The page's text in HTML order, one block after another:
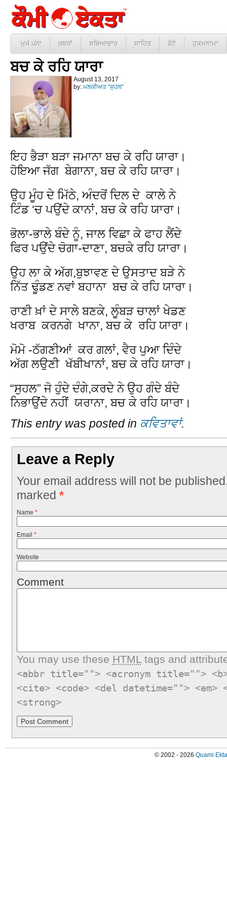
ਮੁਖੱ ਪੰਨਾ ਖ਼ਬਰਾਂ ਸਭਿਆਚਾਰ ਸਾਹਿਤ ਫੋਟੋ ਹੁਕਮਨਾਮਾ
ਬਚ ਕੇ ਰਹਿ ਯਾਰਾ
August 13, 2017
by: ਮਲਕੀਅਤ “ਸੁਹਲ”
ਇਹ ਭੈੜਾ ਬੜਾ ਜਮਾਨਾ ਬਚ ਕੇ ਰਹਿ ਯਾਰਾ।
ਹੋਇਆ ਜੱਗ ਬੇਗਾਨਾ, ਬਚ ਕੇ ਰਹਿ ਯਾਰਾ।
ਉਹ ਮੂੰਹ ਦੇ ਮਿੱਠੇ, ਅੰਦਰੋਂ ਦਿਲ ਦੇ ਕਾਲੇ ਨੇ
ਟਿੰਡ ‘ਚ ਪਉਂਦੇ ਕਾਨਾਂ, ਬਚ ਕੇ ਰਹਿ ਯਾਰਾ।
ਭੋਲਾ-ਭਾਲੇ ਬੰਦੇ ਨੂੰ, ਜਾਲ ਵਿਛਾ ਕੇ ਫਾਹ ਲੈਂਦੇ
ਫਿਰ ਪਉਂਦੇ ਚੋਗਾ-ਦਾਣਾ, ਬਚਕੇ ਰਹਿ ਯਾਰਾ।
ਉਹ ਲਾ ਕੇ ਅੱਗ,ਬੁਝਾਵਣ ਦੇ ਉਸਤਾਦ ਬੜੇ ਨੇ
ਨਿੱਤ ਢੂੰਡਣ ਨਵਾਂ ਬਹਾਨਾ ਬਚ ਕੇ ਰਹਿ ਯਾਰਾ।
ਰਾਣੀ ਖ਼ਾਂ ਦੇ ਸਾਲੇ ਬਣਕੇ, ਲੂੰਬੜ ਚਾਲਾਂ ਖੇਡਣ
ਖਰਾਬ ਕਰਨਗੇ ਖਾਨਾ, ਬਚ ਕੇ ਰਹਿ ਯਾਰਾ।
ਮੋਮੋ -ਠੱਗਣੀਆਂ ਕਰ ਗਲਾਂ, ਵੈਰ ਪੁਆ ਦਿੰਦੇ
ਅੱਗ ਲਉਣੀ ਖੱਬੀਖਾਨਾਂ, ਬਚ ਕੇ ਰਹਿ ਯਾਰਾ।
“ਸੁਹਲ” ਜੋ ਹੁੰਦੇ ਦੰਗੇ,ਕਰਦੇ ਨੇ ਉਹ ਗੰਦੇ ਬੰਦੇ
ਨਿਭਾਉਂਦੇ ਨਹੀਂ ਯਰਾਨਾ, ਬਚ ਕੇ ਰਹਿ ਯਾਰਾ।
This entry was posted in ਕਵਿਤਾਵਾਂ.
Leave a Reply
Your email address will not be
marked *
Name *
Email *
Website
Comment
You may use these HTMLtags and
<abbr title=""> <acronym title="">
<cite> <code> <del datetime="">
<strong>
© 2002 - 2026 Quami